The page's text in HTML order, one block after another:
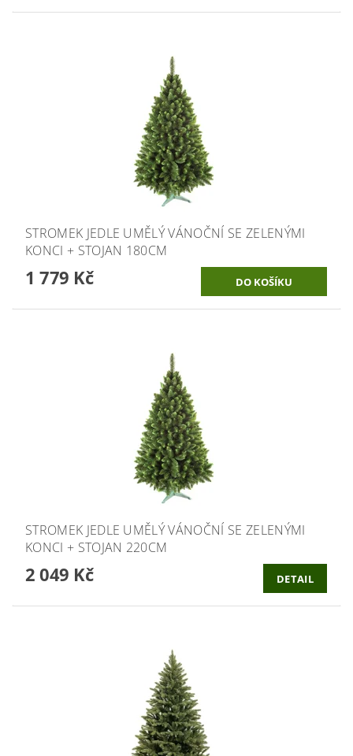
STROMEK JEDLE UMĚLÝ VÁNOČNÍ SE ZELENÝMI
KONCI + STOJAN 180CM
1 779 Kč
STROMEK JEDLE UMĚLÝ VÁNOČNÍ SE ZELENÝMI
KONCI + STOJAN 220CM
2 049 Kč DETAIL